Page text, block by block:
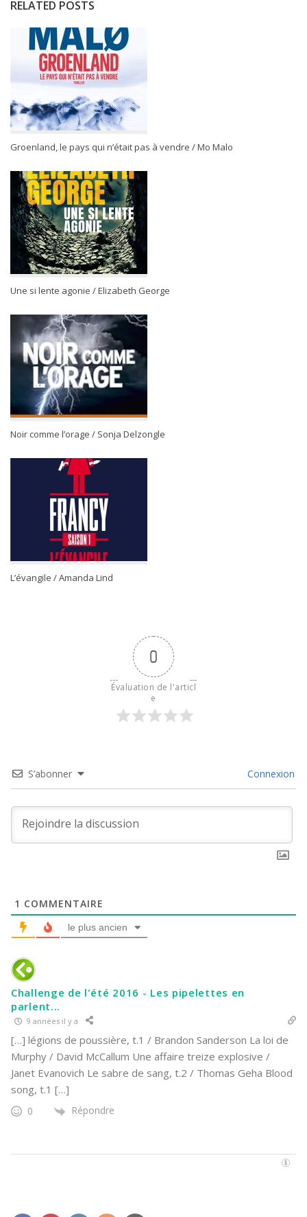
RELATED POSTS
Groenland, le pays qui n’était pas à vendre / Mo Malo
Une si lente agonie / Elizabeth George
Noir comme l’orage / Sonja Delzongle
L’évangile / Amanda Lind
0
Évaluation de l'articl
e
S’abonner Connexion
1 COMMENTAIRE
le plus ancien
Challenge de l'été 2016 - Les pipelettes en
parlent...
9 années il y a
[…] légions de poussière, t.1 / Brandon Sanderson La loi de
Murphy / David McCallum Une affaire treize explosive /
Janet Evanovich Le sabre de sang, t.2 / Thomas Geha Blood
song, t.1 […]
0 Répondre